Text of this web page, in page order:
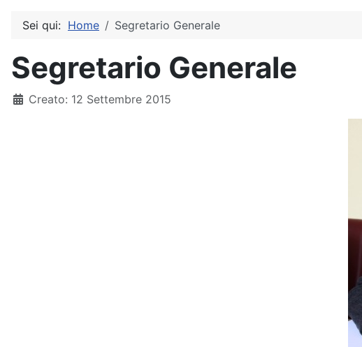
Sei qui: Home Segretario Generale
Segretario Generale
Dettagli
Creato: 12 Settembre 2015